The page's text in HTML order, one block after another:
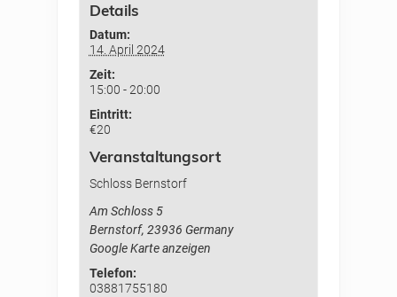
Details
Datum:
14. April 2024
Zeit:
15:00 - 20:00
Eintritt:
€20
Veranstaltungsort
Schloss Bernstorf
Am Schloss 5
Bernstorf, 23936 Germany
Google Karte anzeigen
Telefon:
03881755180